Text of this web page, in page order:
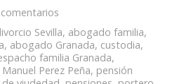
Sevilla, abogado familia,
, abogado Granada, custodia,
familia Granada,
Manuel Perez Peña, pensión